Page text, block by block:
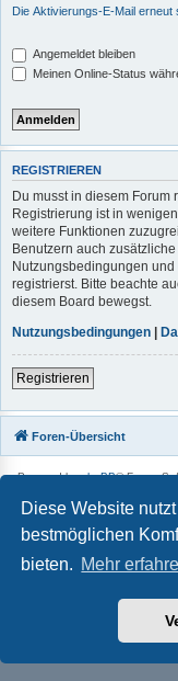
Diese Website
bestmöglichen
bieten. Mehr
Die Aktivierungs-E-Mail erneut
Angemeldet bleiben
Meinen Online-Status
REGISTRIEREN
Du musst in diesem Forum
Registrierung ist in
weitere Funktionen
Benutzern auch
Nutzungsbedingungen
registrierst. Bitte beachte
diesem Board bewegst.
Nutzungsbedingungen |
Registrieren
Foren-Übersicht
Powered byphpBB® Forum